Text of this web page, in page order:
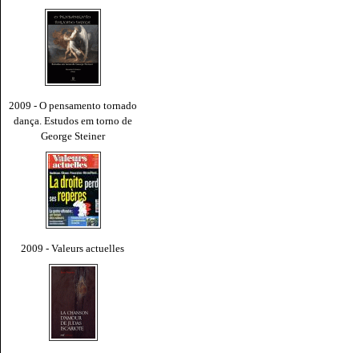
2009 - O pensamento tornado
dança. Estudos em torno de
George Steiner
2009 - Valeurs actuelles